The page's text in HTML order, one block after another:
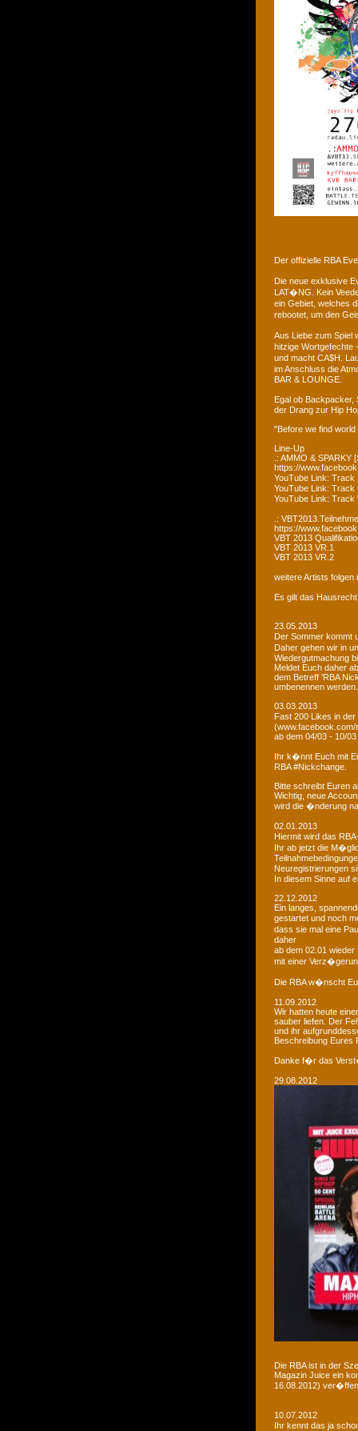
Der offizielle RBA
Die neue exklusive
LAT�NG. Kein
ein Gebiet, welches
rebootet, um den
Aus Liebe zum Spiel
hitzige Wortgefechte
und macht CA$H.
im Anschluss die
BAR & LOUNGE.
Egal ob
der Drang zur Hip
"Before we find
Line-Up
.: AMMO & SPARKY
https://
YouTube Link:
YouTube Link: Track
YouTube Link:
.:
https://
VBT 2013
VBT 2013 VR.1
VBT 2013 VR.2
weitere Artists
Es gilt das
23.05.2013
Der Sommer kommt
Daher gehen wir in
Wiedergutmachung
Meldet Euch daher
dem Betreff 'RBA
umbenennen
03.03.2013
Fast 200 Likes in
ab dem 04/03 - 10/
Ihr k�nnt Euch mit
RBA #Nickchange.
Bitte schreibt Euren
Wichtig, neue
wird die �nderung
02.01.2013
Hiermit wird das
Ihr ab jetzt die
Neuregistrierungen
In diesem Sinne auf
22.12.2012
Ein langes,
gestartet und noch
dass sie mal eine
daher
ab dem 02.01
mit einer
Die RBA w�nscht
11.09.2012
Wir hatten heute
sauber liefen. Der
und ihr
Beschreibung Eures
Danke f�r das
29.08.2012
Die RBA ist in der
Magazin Juice ein
16.08.2012)
10.07.2012
Ihr kennt das ja